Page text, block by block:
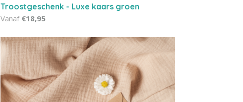
Troostgeschenk - Luxe kaars groen
Vanaf€18,95